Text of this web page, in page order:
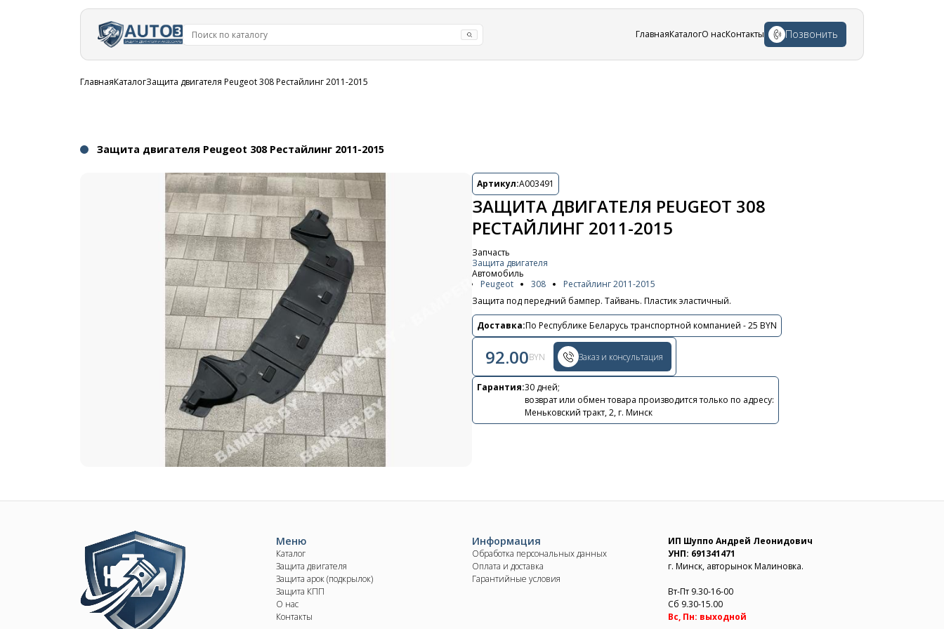
ГлавнаяКаталогО насКонтакты Позвонить
Строка
ГлавнаяКаталогЗащита двигателя Peugeot 308 Рестайлинг 2011-2015
Защита двигателя Peugeot 308 Рестайлинг 2011-2015
Артикул:A003491
ЗАЩИТА ДВИГАТЕЛЯ PEUGEOT 308
РЕСТАЙЛИНГ 2011-2015
Запчасть
Защита двигателя
Автомобиль
Peugeot
308
Рестайлинг 2011-2015
Защита под передний бампер. Тайвань. Пластик эластичный.
Доставка:По Республике Беларусь транспортной компанией - 25 BYN
92.00BYN Заказ и консультация
Гарантия:30 дней;
возврат или обмен товара производится только по адресу:
Меньковский тракт, 2, г. Минск
Контакты
+375 29 870 15 80
Viber
shupik21@bk.ru
Image Меню
Каталог
Защита двигателя
Защита арок (подкрылок)
Защита КПП
О нас
Контакты
Информация
Обработка персональных данных
Оплата и доставка
Гарантийные условия
ИП Шуппо Андрей Леонидович
УНП: 691341471
г. Минск, авторынок Малиновка.
Вт-Пт 9.30-16-00
Сб 9.30-15.00
Вс, Пн: выходной